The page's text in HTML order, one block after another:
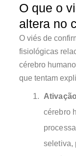
O que o
altera no
O viés de
fisiológicas
cérebro
que tentam
cérebro
seletiva,